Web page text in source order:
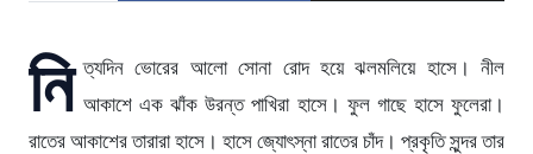
নি ত্যদিন ভোরের আলো সোনা রোদ হয়ে ঝলমলিয়ে হাসে। নীল
আকাশে এক ঝাঁক উরন্ত পাখিরা হাসে। ফুল গাছে হাসে ফুলেরা।
রাতের আকাশের তারারা হাসে। হাসে জ্যোৎস্না রাতের চাঁদ। প্রকৃতি সুন্দর তার